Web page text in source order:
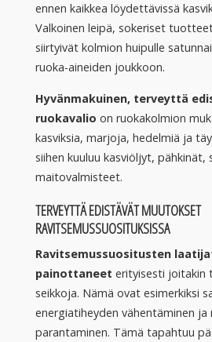
ennen kaikkea löydettävissä
Valkoinen leipä, sokeriset
siirtyivät kolmion huipulle
ruoka-aineiden joukkoon.
Hyvänmakuinen, terveyttä
ruokavalio on ruokakolmion
kasviksia, marjoja, hedelmiä ja
siihen kuuluu kasviöljyt, pähkinät,
maitovalmisteet.
TERVEYTTÄ EDISTÄVÄT MUUTOKSET
RAVITSEMUSSUOSITUKSISSA
Ravitsemussuositusten
painottaneet erityisesti joitakin
seikkoja. Nämä ovat esimerkiksi
energiatiheyden vähentäminen
parantaminen. Tämä tapahtuu